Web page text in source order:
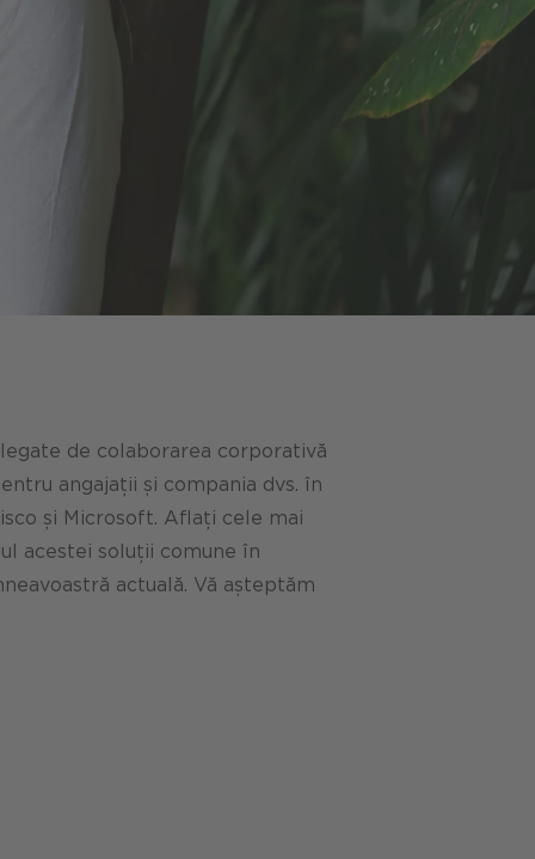
de colaborarea corporativă
angajații și compania dvs. în
și Microsoft. Aflați cele mai
acestei soluții comune în
actuală. Vă așteptăm